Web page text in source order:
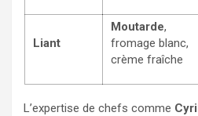
Liant
Moutarde,
fromage blanc,
crème fraîche
L’expertise de chefs comme